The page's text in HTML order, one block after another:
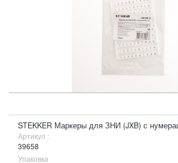
STEKKER Маркеры для ЗНИ (JXB) с
Артикул :
39658
Упаковка